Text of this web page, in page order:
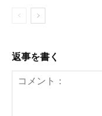
返事を書く